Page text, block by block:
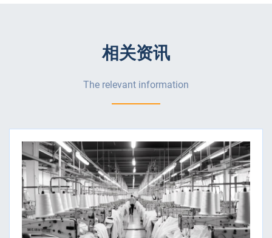
相关资讯
The relevant information